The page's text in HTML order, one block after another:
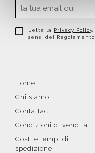
Letta la Privacy Policy
sensi del Regolamento
Home
Chi siamo
Contattaci
Condizioni di vendita
Costi e tempi di
spedizione